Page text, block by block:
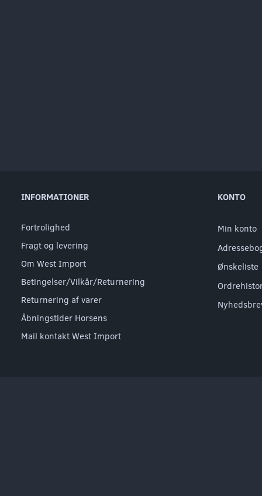
INFORMATIONER
Fortrolighed
Fragt og levering
Om West Import
Betingelser/Vilkår/Returnering
Returnering af varer
Åbningstider Horsens
Mail kontakt West Import
KONTO
Min konto
Ønskeliste